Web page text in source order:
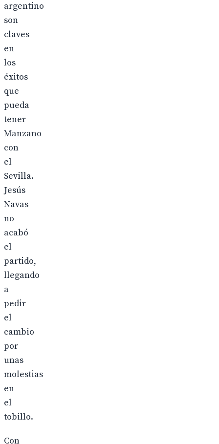
argentino
son
claves
en
los
éxitos
que
pueda
tener
Manzano
con
el
Sevilla.
Jesús
Navas
no
acabó
el
partido,
llegando
a
pedir
el
cambio
por
unas
molestias
en
el
tobillo.
Con